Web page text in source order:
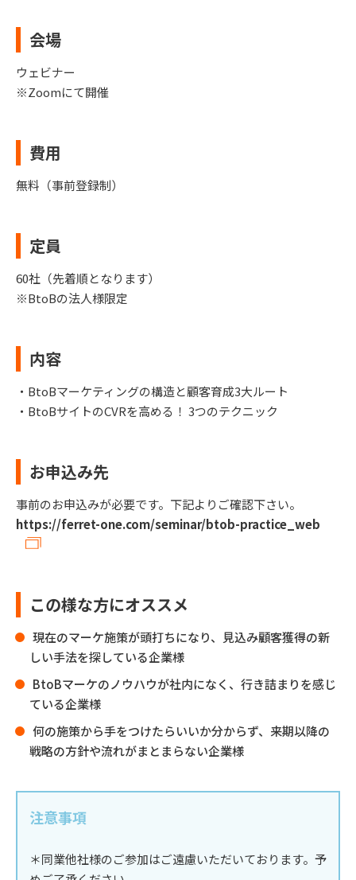
会場
ウェビナー
※Zoomにて開催
費用
無料（事前登録制）
定員
60社（先着順となります）
※BtoBの法人様限定
内容
・BtoBマーケティングの構造と顧客育成3大ルート
・BtoBサイトのCVRを高める！ 3つのテクニック
お申込み先
事前のお申込みが必要です。下記よりご確認下さい。
https://ferret-one.com/seminar/btob-practice_web
この様な方にオススメ
現在のマーケ施策が頭打ちになり、見込み顧客獲得の新
しい手法を探している企業様
BtoBマーケのノウハウが社内になく、行き詰まりを感じ
ている企業様
何の施策から手をつけたらいいか分からず、来期以降の
戦略の方針や流れがまとまらない企業様
注意事項
＊同業他社様のご参加はご遠慮いただいております。予